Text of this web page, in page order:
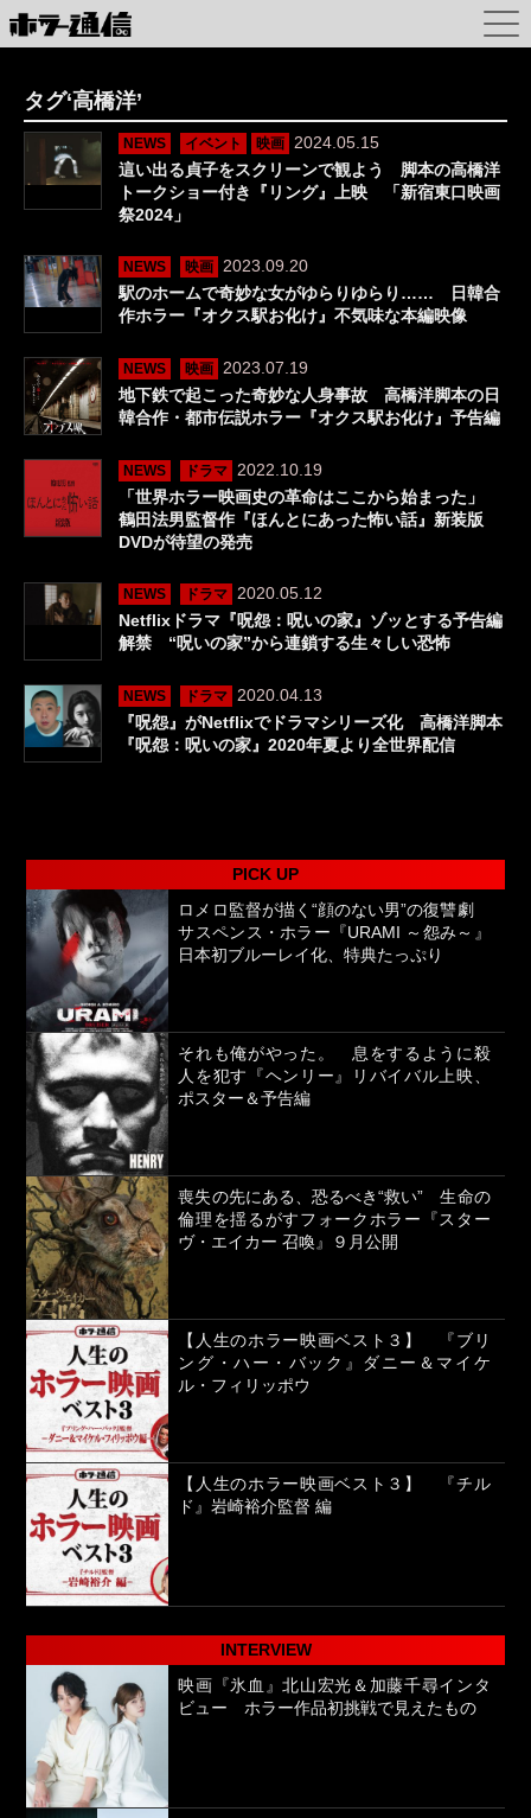
タグ‘高橋洋’
NEWS イベント 映画
2024.05.15
這い出る貞子をスクリーンで観よう 脚本の高橋洋
トークショー付き『リング』上映 「新宿東口映画
祭2024」
NEWS 映画
2023.09.20
駅のホームで奇妙な女がゆらりゆらり…… 日韓合
作ホラー『オクス駅お化け』不気味な本編映像
NEWS 映画
2023.07.19
地下鉄で起こった奇妙な人身事故 高橋洋脚本の日
韓合作・都市伝説ホラー『オクス駅お化け』予告編
NEWS ドラマ
2022.10.19
「世界ホラー映画史の革命はここから始まった」
鶴田法男監督作『ほんとにあった怖い話』新装版
DVDが待望の発売
NEWS ドラマ
2020.05.12
Netflixドラマ『呪怨：呪いの家』ゾッとする予告編
解禁 “呪いの家”から連鎖する生々しい恐怖
NEWS ドラマ
2020.04.13
『呪怨』がNetflixでドラマシリーズ化 高橋洋脚本
『呪怨：呪いの家』2020年夏より全世界配信
PICK UP
ロメロ監督が描く“顔のない男”の復讐劇
サスペンス・ホラー『URAMI ～怨み～』
日本初ブルーレイ化、特典たっぷり
それも俺がやった。 息をするように殺
人を犯す『ヘンリー』リバイバル上映、
ポスター＆予告編
喪失の先にある、恐るべき“救い” 生命の
倫理を揺るがすフォークホラー『スター
ヴ・エイカー 召喚』９月公開
【人生のホラー映画ベスト３】 『ブリ
ング・ハー・バック』ダニー＆マイケ
ル・フィリッポウ
【人生のホラー映画ベスト３】 『チル
ド』岩崎裕介監督 編
INTERVIEW
映画『氷血』北山宏光＆加藤千尋インタ
ビュー ホラー作品初挑戦で見えたもの